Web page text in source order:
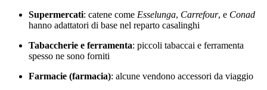
Supermercati: catene come Esselunga, Carrefour, e Conad
hanno adattatori di base nel reparto casalinghi
Tabaccherie e ferramenta: piccoli tabaccai e ferramenta
spesso ne sono forniti
Farmacie (farmacia): alcune vendono accessori da viaggio